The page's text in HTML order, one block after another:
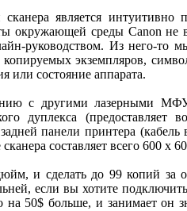
является интуитивно
окружающей среды Canon не
руководством. Из него-то
экземпляров,
или состояние аппарата.
с другими лазерными
дуплекса (предоставляет
панели принтера (кабель
составляет всего 600 х
и сделать до 99 копий за
если вы хотите
50$ больше, и занимает он